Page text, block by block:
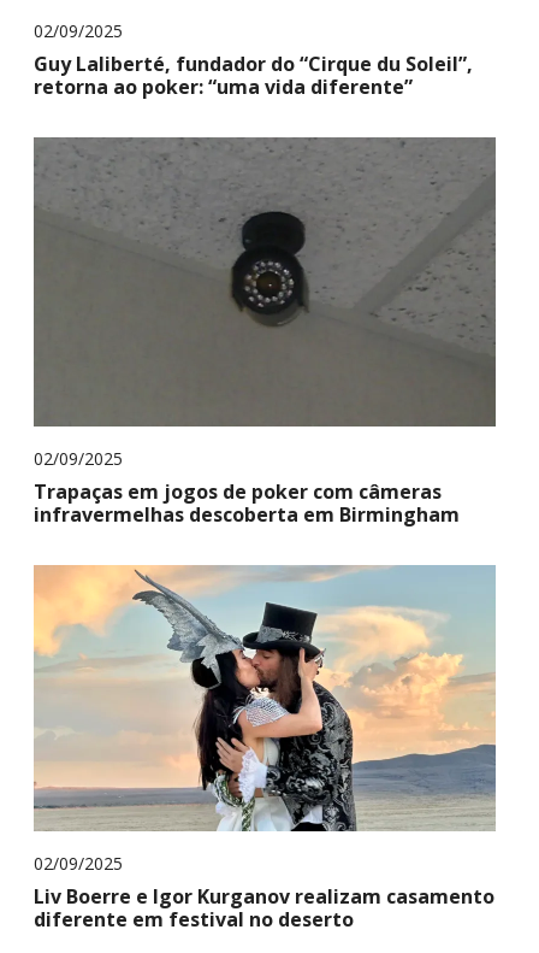
02/09/2025
Guy Laliberté, fundador do “Cirque du Soleil”,
retorna ao poker: “uma vida diferente”
02/09/2025
Trapaças em jogos de poker com câmeras
infravermelhas descoberta em Birmingham
02/09/2025
Liv Boerre e Igor Kurganov realizam casamento
diferente em festival no deserto